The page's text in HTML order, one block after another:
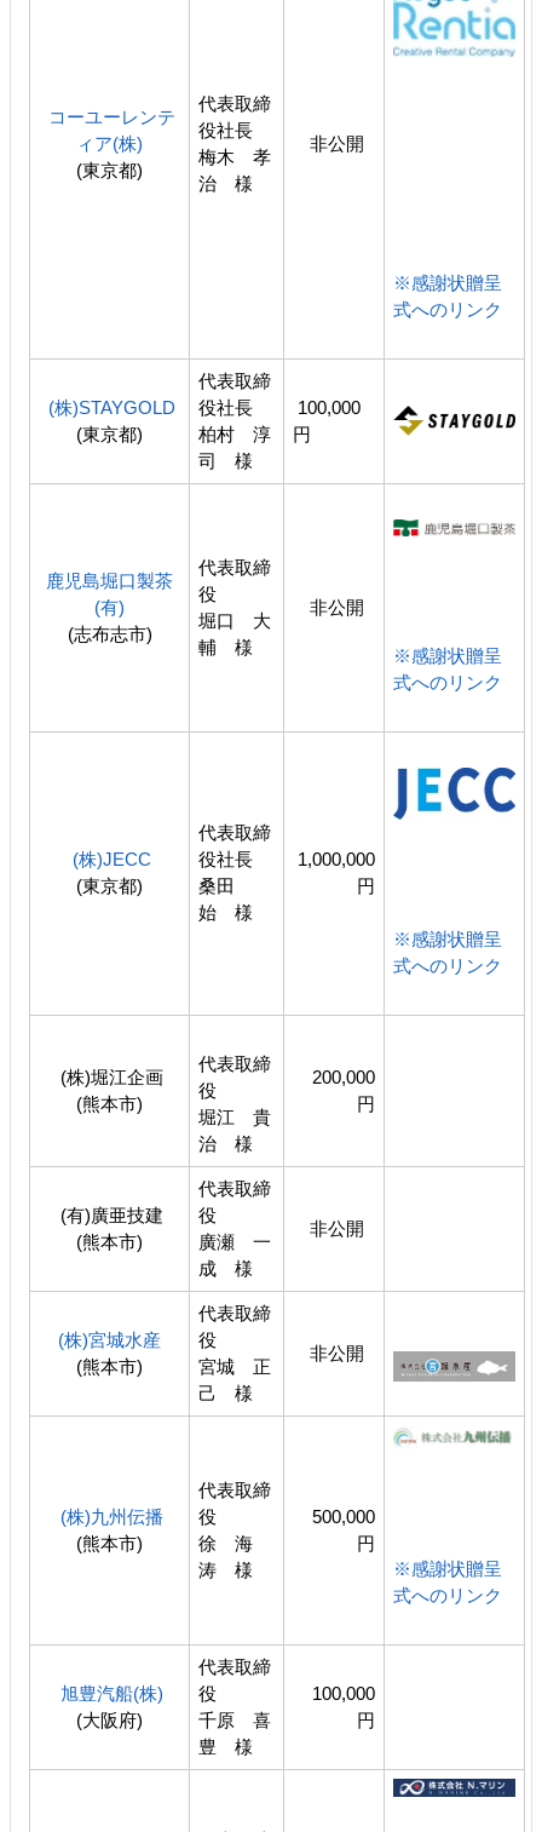
コーユーレンテ
ィア(株)
(東京都)
代表取締
役社長
梅木 孝
治 様
非公開
※感謝状贈呈
式へのリンク
(株)STAYGOLD
(東京都)
代表取締
役社長
柏村 淳
司 様
100,000
円
鹿児島堀口製茶
(有)
(志布志市)
代表取締
役
堀口 大
輔 様
非公開
※感謝状贈呈
式へのリンク
(株)JECC
(東京都)
代表取締
役社長
桑田
始 様
1,000,000
円
※感謝状贈呈
式へのリンク
(株)堀江企画
(熊本市)
代表取締
役
堀江 貴
治 様
200,000
円
(有)廣亜技建
(熊本市)
代表取締
役
廣瀬 一
成 様
非公開
(株)宮城水産
(熊本市)
代表取締
役
宮城 正
己 様
非公開
(株)九州伝播
(熊本市)
代表取締
役
徐 海
涛 様
500,000
円
※感謝状贈呈
式へのリンク
旭豊汽船(株)
(大阪府)
代表取締
役
千原 喜
豊 様
100,000
円